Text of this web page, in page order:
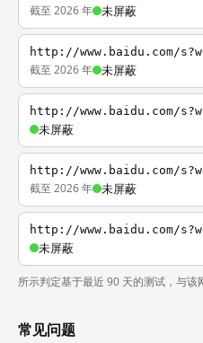
截至 2026 年 未屏蔽
http://www.baidu.com/
截至 2026 年 未屏蔽
http://www.baidu.com/
未屏蔽
http://www.baidu.com/
截至 2026 年 未屏蔽
http://www.baidu.com/
未屏蔽
所示判定基于最近 90 天的测试，与该
常见问题